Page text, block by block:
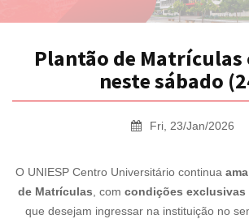
Plantão de
neste sábado
Fri, 23/Jan/2026
O UNIESP Centro Universitário continua
de Matrículas , com condições exclusivas
que desejam ingressar na instituição no